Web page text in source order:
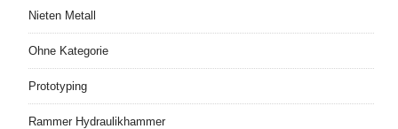
Nieten Metall
Ohne Kategorie
Prototyping
Rammer Hydraulikhammer